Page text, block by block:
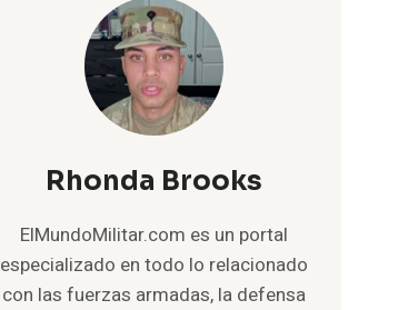
Rhonda Brooks
ElMundoMilitar.com es un portal
especializado en todo lo relacionado
con las fuerzas armadas, la defensa